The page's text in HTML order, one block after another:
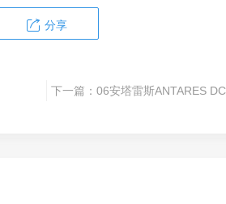
分享
下一篇： 06安塔雷斯ANTARES